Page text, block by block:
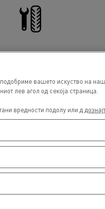
вашето искуство на
лев агол од секоја страница.
вредности подолу или д